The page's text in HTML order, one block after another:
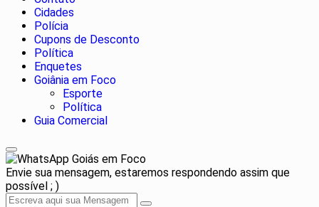
Cidades
Polícia
Cupons de Desconto
Política
Enquetes
Goiânia em Foco
Esporte
Política
Guia Comercial
Goiás em Foco
Envie sua mensagem, estaremos respondendo assim que
possível ; )